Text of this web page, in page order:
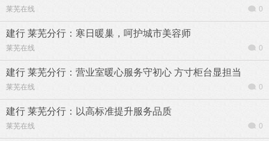
莱芜在线 0
建行 莱芜分行：寒日暖巢，呵护城市美容师
莱芜在线 0
建行 莱芜分行：营业室暖心服务守初心 方寸柜台显担当
莱芜在线 0
建行 莱芜分行：以高标准提升服务品质
莱芜在线 0